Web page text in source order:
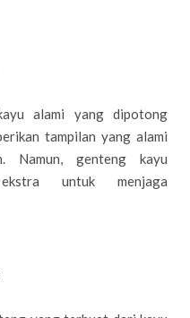
alami yang dipotong
tampilan yang alami
Namun, genteng kayu
untuk menjaga